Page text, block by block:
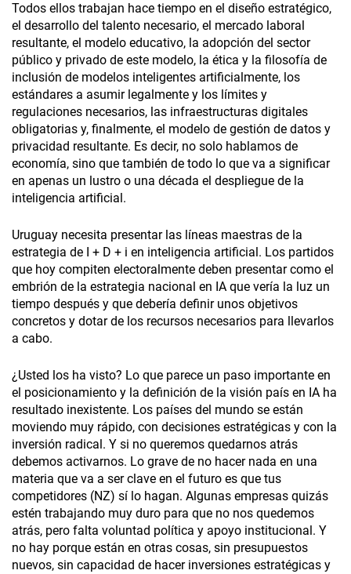
Todos ellos trabajan hace tiempo en el diseño estratégico,
el desarrollo del talento necesario, el mercado laboral
resultante, el modelo educativo, la adopción del sector
público y privado de este modelo, la ética y la filosofía de
inclusión de modelos inteligentes artificialmente, los
estándares a asumir legalmente y los límites y
regulaciones necesarios, las infraestructuras digitales
obligatorias y, finalmente, el modelo de gestión de datos y
privacidad resultante. Es decir, no solo hablamos de
economía, sino que también de todo lo que va a significar
en apenas un lustro o una década el despliegue de la
inteligencia artificial.
Uruguay necesita presentar las líneas maestras de la
estrategia de I + D + i en inteligencia artificial. Los partidos
que hoy compiten electoralmente deben presentar como el
embrión de la estrategia nacional en IA que vería la luz un
tiempo después y que debería definir unos objetivos
concretos y dotar de los recursos necesarios para llevarlos
a cabo.
¿Usted los ha visto? Lo que parece un paso importante en
el posicionamiento y la definición de la visión país en IA ha
resultado inexistente. Los países del mundo se están
moviendo muy rápido, con decisiones estratégicas y con la
inversión radical. Y si no queremos quedarnos atrás
debemos activarnos. Lo grave de no hacer nada en una
materia que va a ser clave en el futuro es que tus
competidores (NZ) sí lo hagan. Algunas empresas quizás
estén trabajando muy duro para que no nos quedemos
atrás, pero falta voluntad política y apoyo institucional. Y
no hay porque están en otras cosas, sin presupuestos
nuevos, sin capacidad de hacer inversiones estratégicas y